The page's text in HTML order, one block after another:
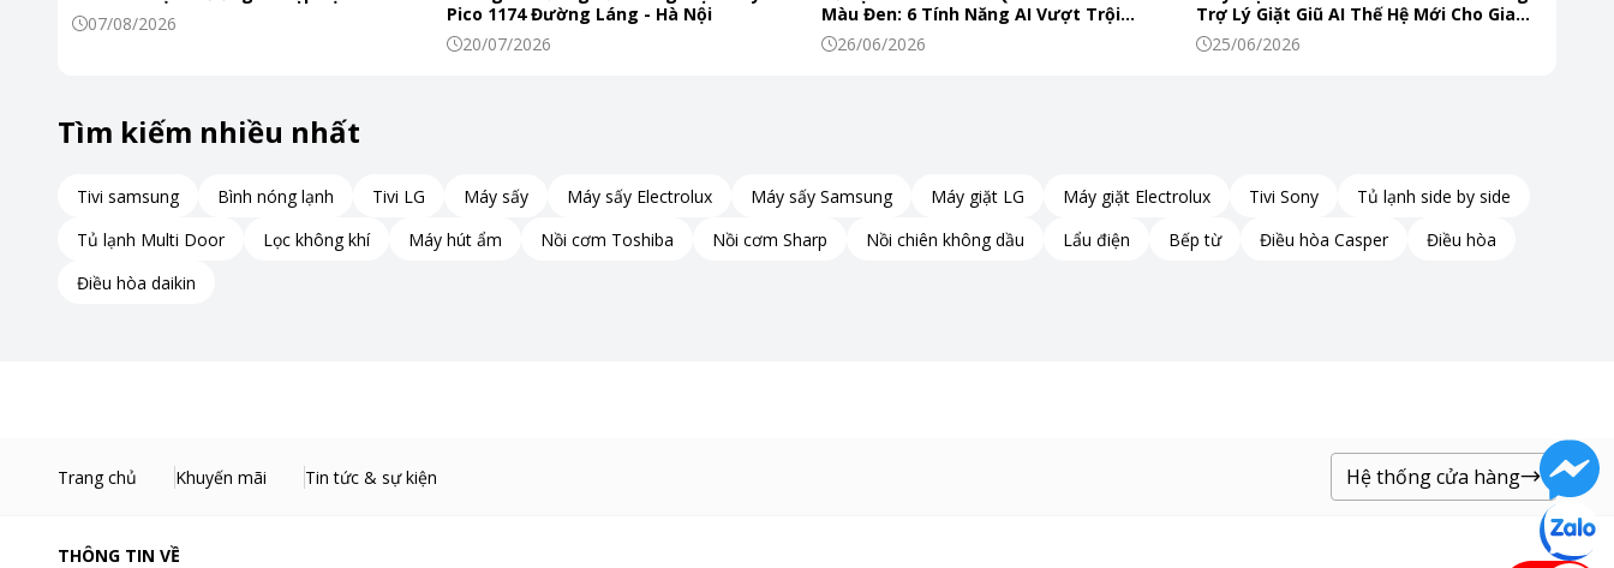
07/08/2026
Pico 1174 Đường Láng - Hà Nội
20/07/2026
Màu Đen: 6 Tính Năng AI Vượt Trội
Khiến Thực Phẩm Tươi Ngon Mỗi Ngày
26/06/2026
Trợ Lý Giặt Giũ AI Thế Hệ Mới Cho Gia
Đình Hiện Đại
25/06/2026
Tìm kiếm nhiều nhất
Tivi samsung Bình nóng lạnh Tivi LG Máy sấy Máy sấy Electrolux Máy sấy Samsung Máy giặt LG Máy giặt Electrolux Tivi Sony
Tủ lạnh side by side
Tủ lạnh Multi Door
Lọc không khí Máy hút ẩm Nồi cơm Toshiba Nồi cơm Sharp Nồi chiên không dầu Lẩu điện Bếp từ Điều hòa Casper
Điều hòa
Điều hòa daikin
Trang chủ Khuyến mãi Tin tức & sự kiện Hệ thống cửa hàng
THÔNG TIN VỀ